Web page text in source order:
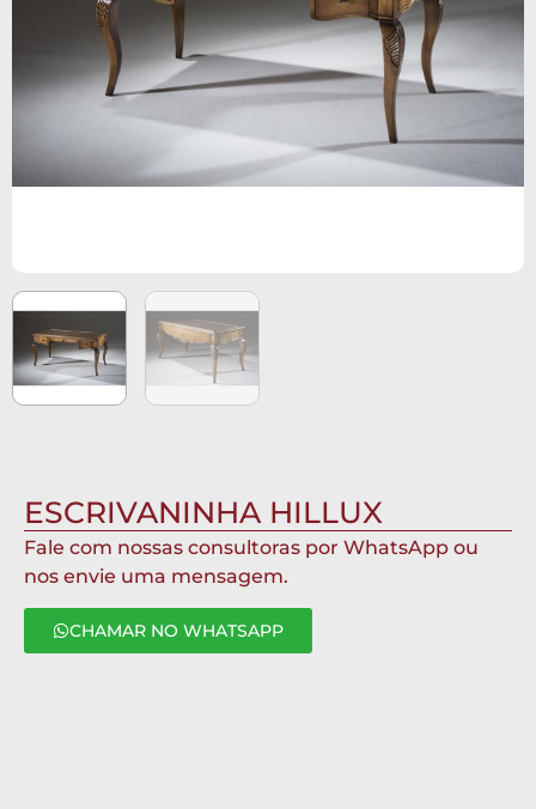
ESCRIVANINHA HILLUX
Fale com nossas consultoras por WhatsApp ou
nos envie uma mensagem.
CHAMAR NO WHATSAPP